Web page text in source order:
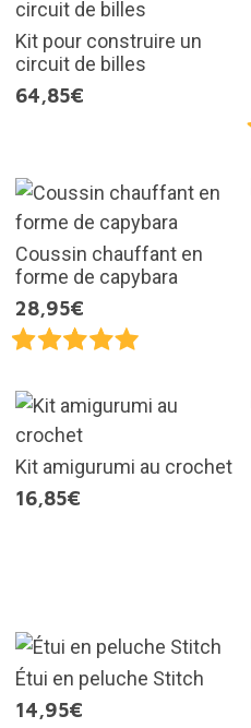
Kit pour construire un
circuit de billes
64,85€
Coussin chauffant en
forme de capybara
28,95€
Kit amigurumi au crochet
16,85€
Étui en peluche Stitch
14,95€